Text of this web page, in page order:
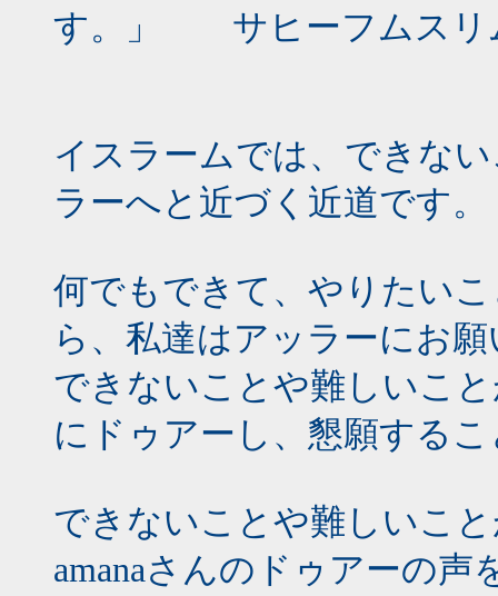
す。」 サヒーフムスリ
イスラームでは、できな
ラーへと近づく近道です。
何でもできて、やりたい
ら、私達はアッラーにお
できないことや難しいこ
にドゥアーし、懇願する
できないことや難しいこ
amanaさんのドゥアーの